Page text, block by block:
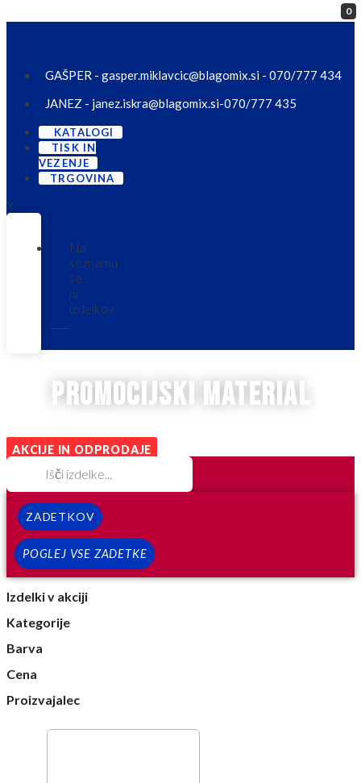
GAŠPER - gasper.miklavcic@blagomix.si - 070/777 434
JANEZ - janez.iskra@blagomix.si-070/777 435
KATALOGI
TISK IN
VEZENJE
TRGOVINA
0
X
Na
seznamu
še
ni
izdelkov
promocijski material
AKCIJE IN ODPRODAJE
ZADETKOV
POGLEJ VSE ZADETKE
Izdelki v akciji
Kategorije
Barva
Cena
Proizvajalec